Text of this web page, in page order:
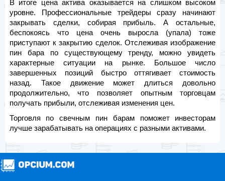
В итоге цена актива оказывается на слишком высоком
уровне. Профессиональные трейдеры сразу начинают
закрывать сделки, собирая прибыль. А остальные,
беспокоясь что цена очень выросла (упала) тоже
приступают к закрытию сделок. Отслеживая изображение
пин бара по существующему тренду, можно увидеть
характерные ситуации на рынке. Большое число
завершенных позиций быстро оттягивает стоимость
назад. Такое движение может длиться довольно
продолжительно, что позволяет опытным торговцам
получать прибыли, отслеживая изменения цен.
Торговля по свечным пин барам поможет инвесторам
лучше зарабатывать на операциях с разными активами.